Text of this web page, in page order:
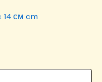
14 см cm